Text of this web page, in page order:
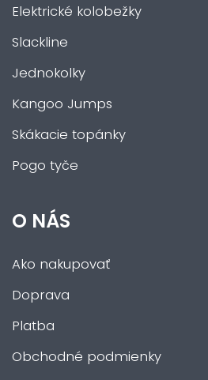
Elektrické kolobežky
Slackline
Jednokolky
Kangoo Jumps
Skákacie topánky
Pogo tyče
O NÁS
Ako nakupovať
Doprava
Platba
Obchodné podmienky